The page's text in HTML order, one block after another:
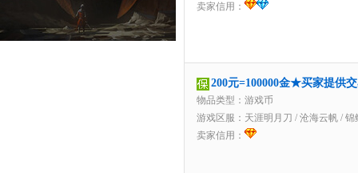
卖家信用：
200元=100000金★买家提供
物品类型：游戏币
游戏区服： 天涯明月刀 / 沧海云帆 / 锦
卖家信用：